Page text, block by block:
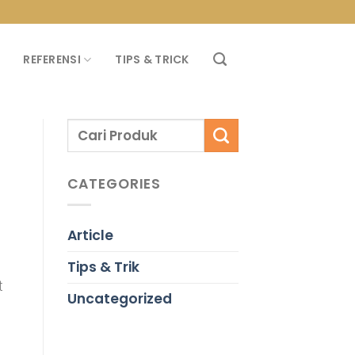
REFERENSI TIPS & TRICK
CATEGORIES
Article
Tips & Trik
Uncategorized